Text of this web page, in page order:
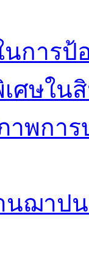
การป้
ศษใน
าพกา
นฌาป